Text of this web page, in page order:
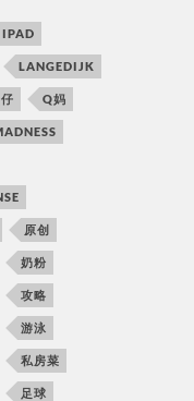
IPAD
LANGEDIJK
Q妈
原创
奶粉
攻略
游泳
私房菜
足球